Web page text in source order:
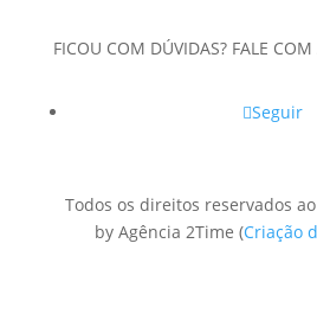
FICOU COM DÚVIDAS? FALE COM
Seguir
Todos os direitos reservados
by Agência 2Time(Criação